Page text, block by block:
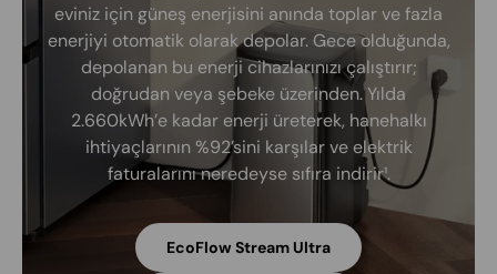
eviniz için güneş enerjisini anında toplar ve fazla
enerjiyi otomatik olarak depolar. Gece olduğunda,
depolanan bu enerji cihazlarınızı çalıştırır;
doğrudan veya şebeke üzerinden. Yılda
2.660kWh’e kadar enerji üreterek, hanehalkı
ihtiyaçlarının %92’sini karşılar ve elektrik
faturalarını neredeyse sıfıra indirir¹.
EcoFlow Stream Ultra